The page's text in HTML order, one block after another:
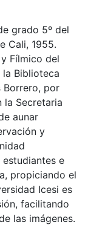
grado 5º del
Cali, 1955.
Fílmico del
la Biblioteca
Borrero, por
Secretaria
aunar
y
estudiantes e
propiciando el
Icesi es
facilitando
las imágenes.